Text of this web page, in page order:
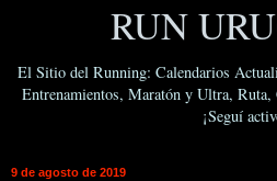
RUN
El Sitio del Running: Calendarios
Entrenamientos, Maratón y Ultra,
¡Seguí
9 de agosto de 2019